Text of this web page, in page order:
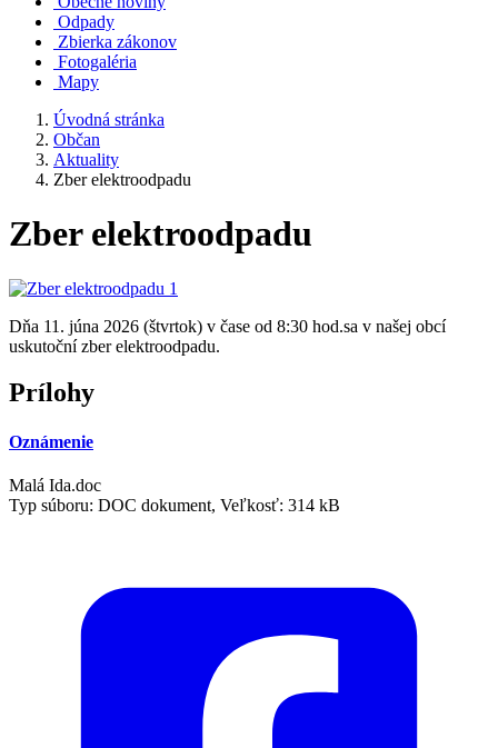
Odpady
Zbierka zákonov
Fotogaléria
Mapy
Úvodná stránka
Občan
Aktuality
Zber elektroodpadu
Zber elektroodpadu
Dňa 11. júna 2026 (štvrtok) v čase od 8:30 hod.sa v našej obcí
uskutoční zber elektroodpadu.
Prílohy
Oznámenie
Malá Ida.doc
Typ súboru: DOC dokument, Veľkosť: 314 kB